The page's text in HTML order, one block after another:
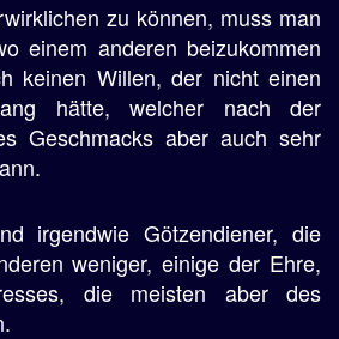
zu können, muss man
einem anderen beizukommen
keinen Willen, der nicht einen
hätte, welcher nach der
Geschmacks aber auch sehr
irgendwie Götzendiener, die
weniger, einige der Ehre,
die meisten aber des